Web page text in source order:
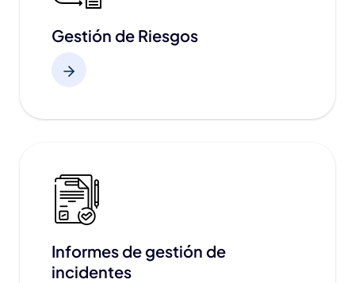
Gestión de Riesgos
Informes de gestión de
incidentes